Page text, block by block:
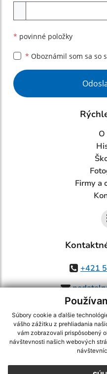
Súbory cookie a ďalšie
vášho zážitku z prehliadania
vám zobrazovali prispôsobený
návštevnosti našich webových
* povinné položky
* Oboznámil som sa so
Google reCaptcha
Firmy a
+421
využite možnosť získavania
CMS systém (redakčný) systém
webex.digital,